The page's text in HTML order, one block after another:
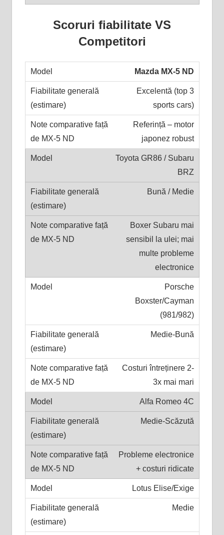
Scoruri fiabilitate VS
Competitori
Mazda MX-5 ND
Excelentă (top 3
sports cars)
Referință – motor
japonez robust
Toyota GR86 / Subaru
BRZ
Bună / Medie
Boxer Subaru mai
sensibil la ulei; mai
multe probleme
electronice
Porsche
Boxster/Cayman
(981/982)
Medie-Bună
Costuri întreținere 2-
3x mai mari
Alfa Romeo 4C
Medie-Scăzută
Probleme electronice
+ costuri ridicate
Lotus Elise/Exige
Medie